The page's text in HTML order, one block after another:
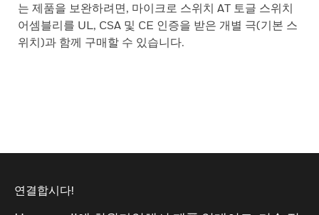
는 제품을 보완하려면, 마이크로 스위치 AT 토글 스위치
어셈블리를 UL, CSA 및 CE 인증을 받은 개별 극(기본 스
위치)과 함께 구매할 수 있습니다.
연결합시다!